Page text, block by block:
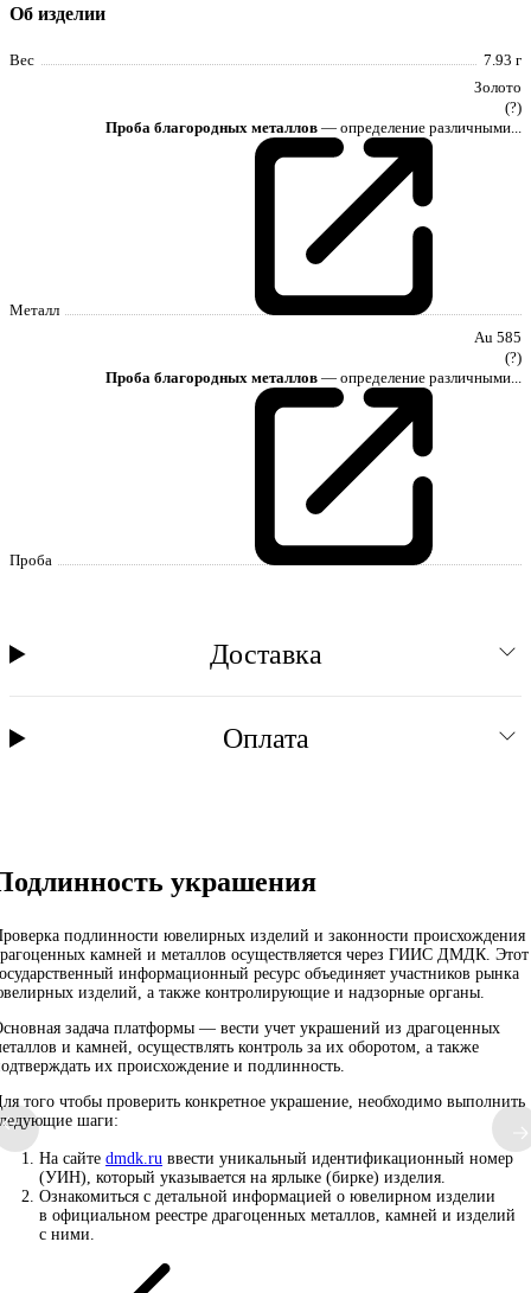
Об изделии
Вес 7.93 г
Металл
Золото
(?)
Проба благородных металлов — определение различными...
Проба
Au 585
(?)
Проба благородных металлов — определение различными...
Доставка
Оплата
украшения
подлинности ювелирных изделий и законности происхождения
камней и металлов осуществляется через ГИИС ДМДК. Этот
информационный ресурс объединяет участников рынка
изделий, а также контролирующие и надзорные органы.
задача платформы — вести учет украшений из драгоценных
и камней, осуществлять контроль за их оборотом, а также
их происхождение и подлинность.
того чтобы проверить конкретное украшение, необходимо выполнить
шаги:
На сайте dmdk.ru ввести уникальный идентификационный номер
(УИН), который указывается на ярлыке (бирке) изделия.
Ознакомиться с детальной информацией о ювелирном изделии
в официальном реестре драгоценных металлов, камней и изделий
с ними.